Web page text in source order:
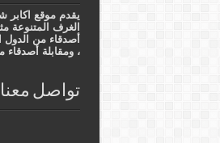
يقدم موقع اكابر
الغرف المتنوعة
أصدقاء من الدول
، ومقابلة
تواصل معنا